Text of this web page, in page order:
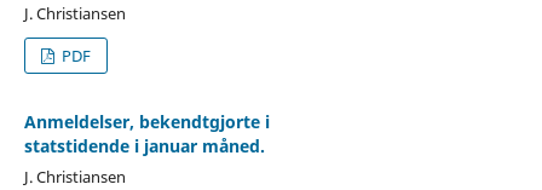
J. Christiansen
PDF
Anmeldelser, bekendtgjorte i
statstidende i januar måned.
J. Christiansen